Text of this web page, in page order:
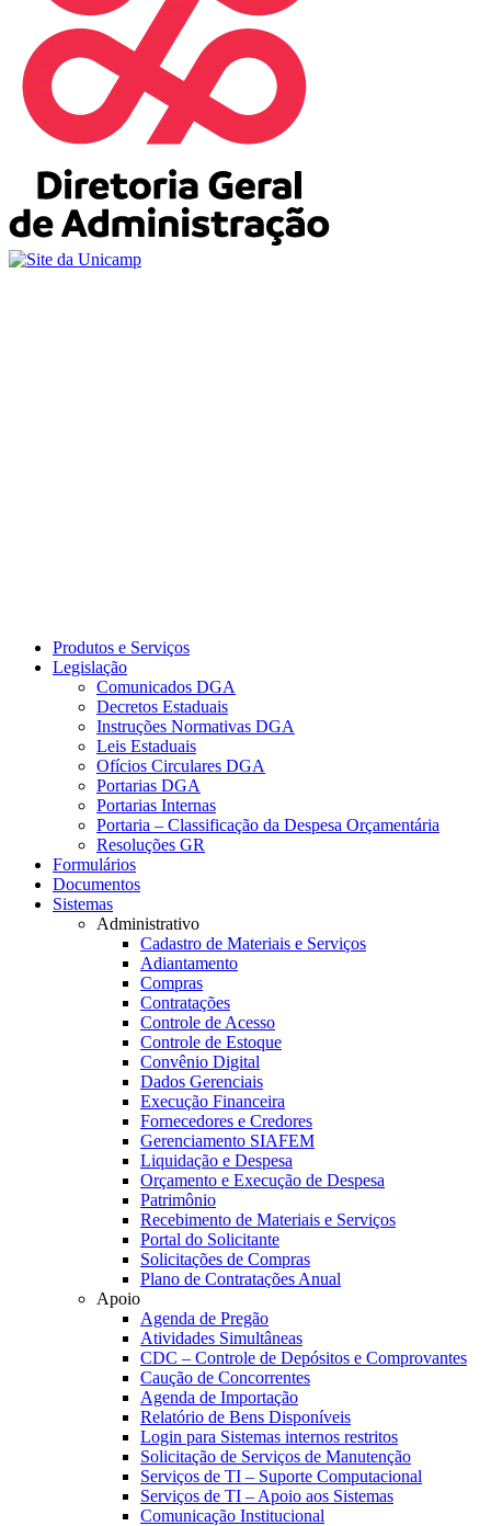
Produtos e Serviços
Legislação
Comunicados DGA
Decretos Estaduais
Instruções Normativas DGA
Leis Estaduais
Ofícios Circulares DGA
Portarias DGA
Portarias Internas
Portaria – Classificação da Despesa Orçamentária
Resoluções GR
Formulários
Documentos
Sistemas
Administrativo
Cadastro de Materiais e Serviços
Adiantamento
Compras
Contratações
Controle de Acesso
Controle de Estoque
Convênio Digital
Dados Gerenciais
Execução Financeira
Fornecedores e Credores
Gerenciamento SIAFEM
Liquidação e Despesa
Orçamento e Execução de Despesa
Patrimônio
Recebimento de Materiais e Serviços
Portal do Solicitante
Solicitações de Compras
Plano de Contratações Anual
Apoio
Agenda de Pregão
Atividades Simultâneas
CDC – Controle de Depósitos e Comprovantes
Caução de Concorrentes
Agenda de Importação
Relatório de Bens Disponíveis
Login para Sistemas internos restritos
Solicitação de Serviços de Manutenção
Serviços de TI – Suporte Computacional
Serviços de TI – Apoio aos Sistemas
Comunicação Institucional